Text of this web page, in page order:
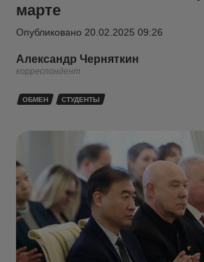
марте
Опубликовано 20.02.2025 09:26
Александр Черняткин
корреспондент
ОБМЕН СТУДЕНТЫ